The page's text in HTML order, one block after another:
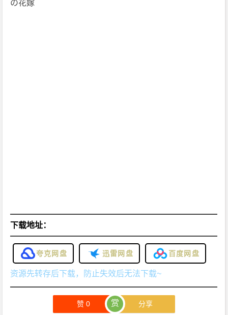
下载地址：
夸克网盘 迅雷网盘 百度网盘
资源先转存后下载，防止失效后无法下载~
赞0 赏 分享